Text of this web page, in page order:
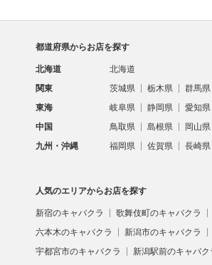
都道府県からお店を探す
北海道 北海道
関東
茨城県 栃木県 群馬県
東海
岐阜県 静岡県 愛知県
中国
鳥取県 島根県 岡山県
九州・沖縄
福岡県 佐賀県 長崎県
人気のエリアからお店を探す
新宿のキャバクラ 歌舞伎町のキャバクラ
六本木のキャバクラ
新潟市のキャバクラ
宇都宮市のキャバクラ
新潟駅前のキャバク